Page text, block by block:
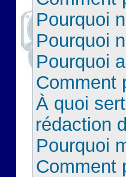
Pourquoi
Pourquoi
Pourquoi
Comment
À quoi
rédaction
Pourquoi
Comment